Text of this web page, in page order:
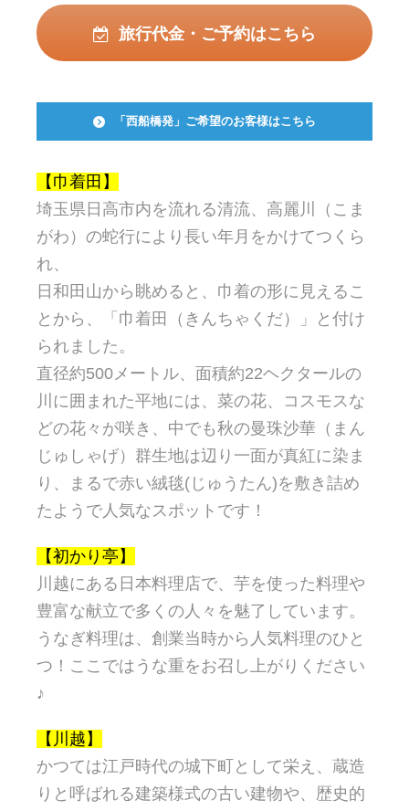
旅行代金・ご予約はこちら
「西船橋発」ご希望のお客様はこちら
【巾着田】
埼玉県日高市内を流れる清流、高麗川（こま
がわ）の蛇行により長い年月をかけてつくら
れ、
日和田山から眺めると、巾着の形に見えるこ
とから、「巾着田（きんちゃくだ）」と付け
られました。
直径約500メートル、面積約22ヘクタールの
川に囲まれた平地には、菜の花、コスモスな
どの花々が咲き、中でも秋の曼珠沙華（まん
じゅしゃげ）群生地は辺り一面が真紅に染ま
り、まるで赤い絨毯(じゅうたん)を敷き詰め
たようで人気なスポットです！
【初かり亭】
川越にある日本料理店で、芋を使った料理や
豊富な献立で多くの人々を魅了しています。
うなぎ料理は、創業当時から人気料理のひと
つ！ここではうな重をお召し上がりください
♪
【川越】
かつては江戸時代の城下町として栄え、蔵造
りと呼ばれる建築様式の古い建物や、歴史的